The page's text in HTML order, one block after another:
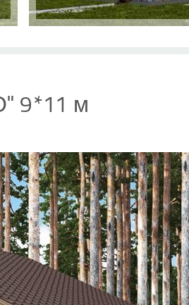
9*11 м